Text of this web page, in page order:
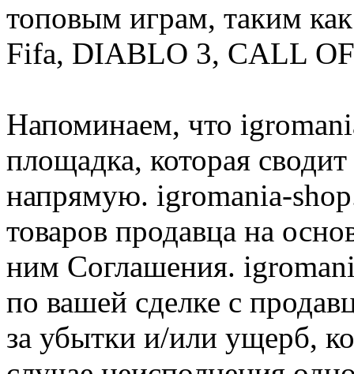
топовым играм, таким
Fifa, DIABLO 3, CALL
Напоминаем, что
площадка, которая
напрямую. igromania-
товаров продавца на
ним Соглашения.
по вашей сделке с
за убытки и/или ущерб,